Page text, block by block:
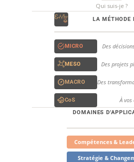
Qui suis-je ?
LA MÉTHODE
MICRO Des
MESO Des projets
MACRO Des
CoS À vos
DOMAINES
Compétences &
Stratégie &